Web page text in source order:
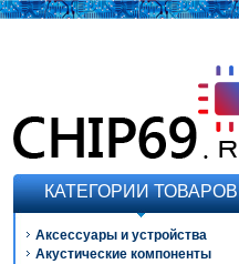
КАТЕГОРИИ ТОВАРОВ
Аксессуары и устройства
Акустические компоненты